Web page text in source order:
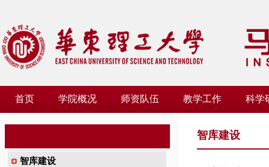
首页 学院概况 师资队伍 教学工作 科学
智库建设
智库建设